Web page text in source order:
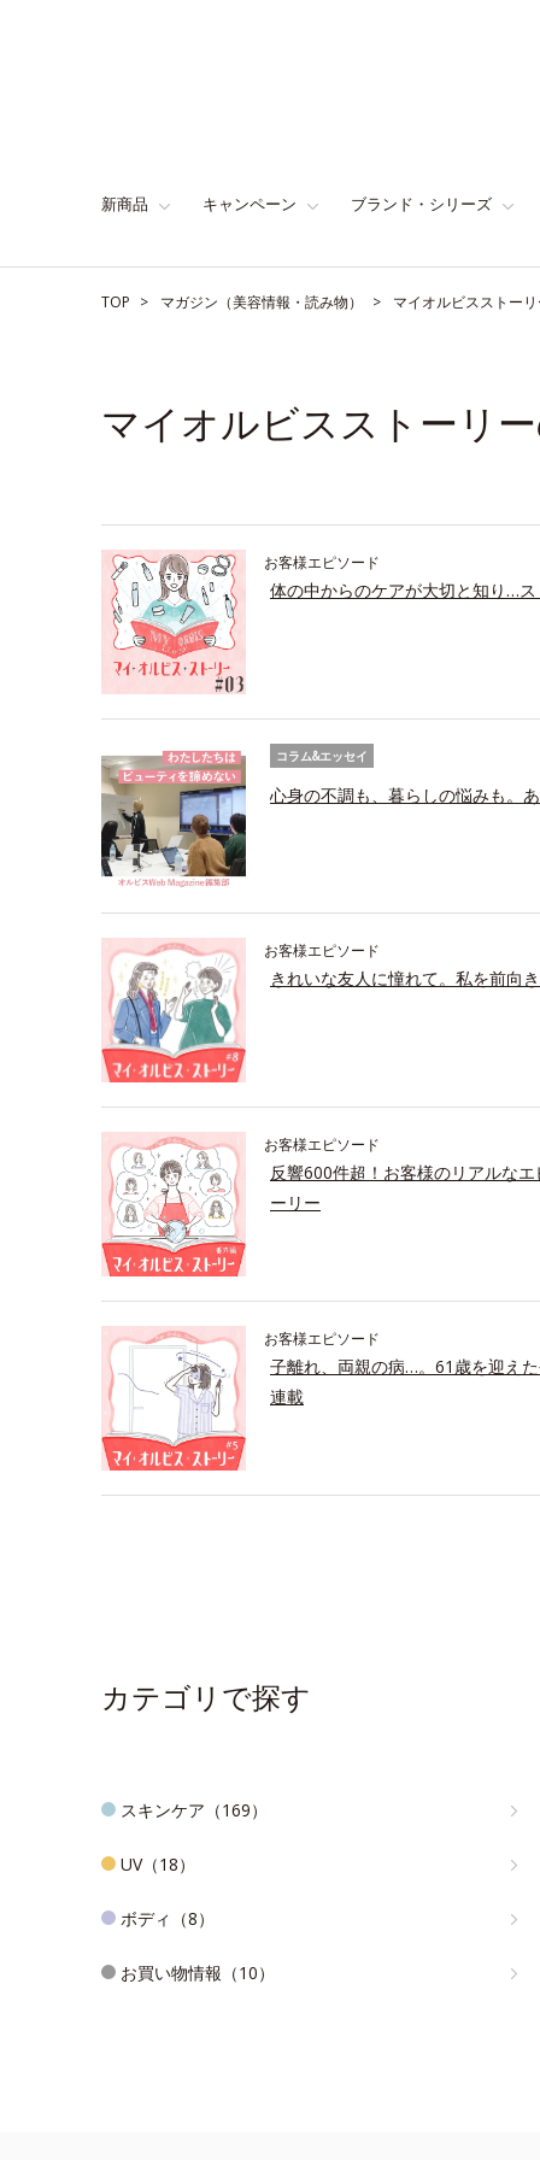
新商品 キャンペーン ブランド・シリーズ
TOP マガジン（美容情報・読み物） マイオルビスストー
マイオルビスストーリ
お客様エピソード
体の中からのケアが大切と知り…
コラム&エッセイ
心身の不調も、暮らしの悩みも。
お客様エピソード
きれいな友人に憧れて。私を前向
お客様エピソード
反響600件超！お客様のリアルな
ーリー
お客様エピソード
子離れ、両親の病…。61歳を迎え
連載
カテゴリで探す
スキンケア（169）
UV（18）
ボディ（8）
お買い物情報（10）